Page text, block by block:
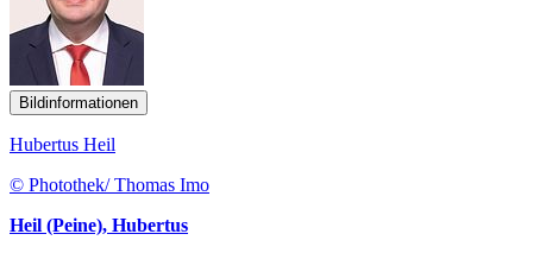
Bildinformationen
Hubertus Heil
© Photothek/ Thomas Imo
Heil (Peine), Hubertus